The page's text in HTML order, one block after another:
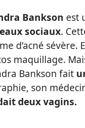
Bankson est
sociaux.
d’acné
maquillage.
Bankson fait
son
deux vagins.